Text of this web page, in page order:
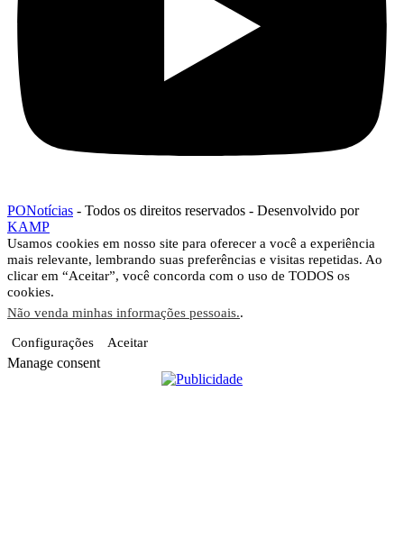
PONotícias - Todos os direitos reservados - Desenvolvido por
KAMP
Usamos cookies em nosso site para oferecer a você a experiência
mais relevante, lembrando suas preferências e visitas repetidas. Ao
clicar em “Aceitar”, você concorda com o uso de TODOS os
cookies.
Não venda minhas informações pessoais..
Configurações Aceitar
Manage consent